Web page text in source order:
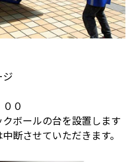
ジ
０
クボールの台を設置します
断させていただきます。